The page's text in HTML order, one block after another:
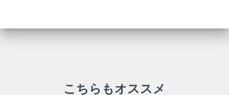
こちらもオススメ